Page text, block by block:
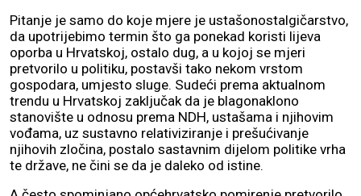
Pitanje je samo do koje mjere je ustašonostalgičarstvo,
da upotrijebimo termin što ga ponekad koristi lijeva
oporba u Hrvatskoj, ostalo dug, a u kojoj se mjeri
pretvorilo u politiku, postavši tako nekom vrstom
gospodara, umjesto sluge. Sudeći prema aktualnom
trendu u Hrvatskoj zaključak da je blagonaklono
stanovište u odnosu prema NDH, ustašama i njihovim
vođama, uz sustavno relativiziranje i prešućivanje
njihovih zločina, postalo sastavnim dijelom politike vrha
te države, ne čini se da je daleko od istine.